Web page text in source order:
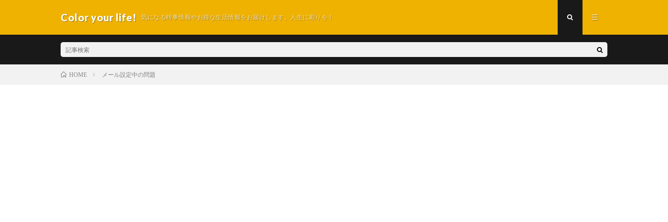
Color your life! 気になる時事情報やお得な生活情報をお届けします。人生に彩りを！
HOME メール設定中の問題